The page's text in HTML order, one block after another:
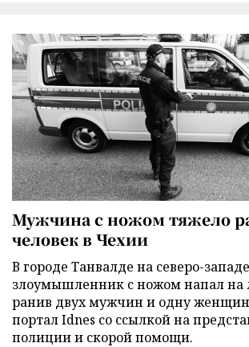
Мужчина с ножом тяжело
человек в Чехии
В городе Танвалде на северо-
злоумышленник с ножом напал на
ранив двух мужчин и одну
портал Idnes со ссылкой на
полиции и скорой помощи.